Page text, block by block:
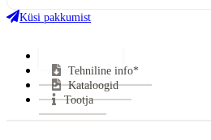
Kasutegur:
Keskmine suitsugaaside temperatuur:
Miinimum tõmme:
CO tase (13% O2):
Suitsutoru ühendus:
Küsi pakkumist
Tehniline info*
Kataloogid
Tootja